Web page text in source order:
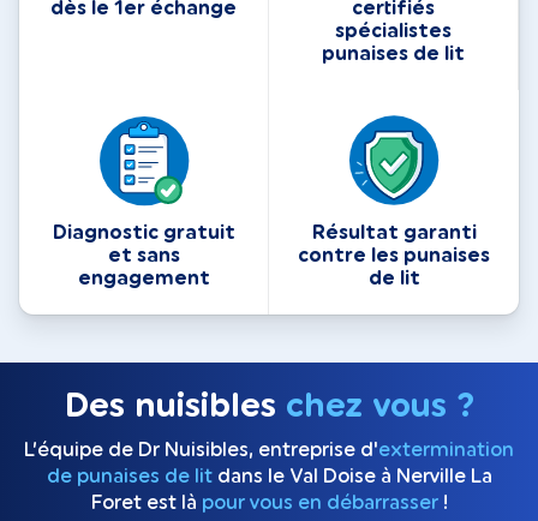
dès le 1er échange
certifiés
spécialistes
punaises de lit
Diagnostic gratuit
et sans
engagement
Résultat garanti
contre les punaises
de lit
Des nuisibles chez vous ?
L’équipe de Dr Nuisibles, entreprise d'extermination
de punaises de litdans le Val Doise à Nerville La
Foret est là pour vous en débarrasser!